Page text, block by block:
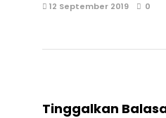
12 September 2019 0
Tinggalkan